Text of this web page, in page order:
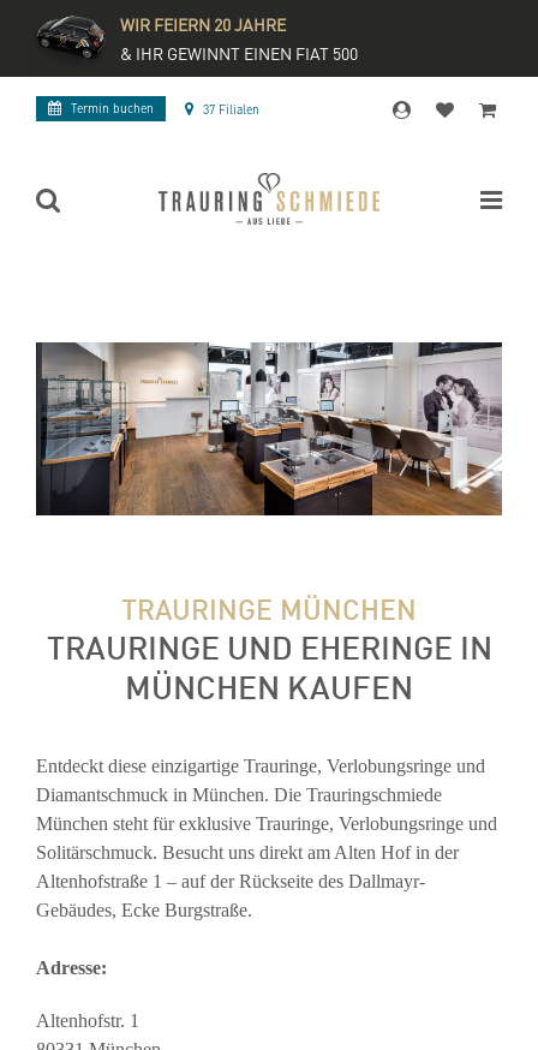
WIR FEIERN 20 JAHRE
& IHR GEWINNT EINEN FIAT 500
Termin buchen 37 Filialen
TRAURINGE MÜNCHEN
TRAURINGE UND EHERINGE IN
MÜNCHEN KAUFEN
Entdeckt diese einzigartige Trauringe, Verlobungsringe und
Diamantschmuck in München. Die Trauringschmiede
München steht für exklusive Trauringe, Verlobungsringe und
Solitärschmuck. Besucht uns direkt am Alten Hof in der
Altenhofstraße 1 – auf der Rückseite des Dallmayr-
Gebäudes, Ecke Burgstraße.
Adresse:
Altenhofstr. 1